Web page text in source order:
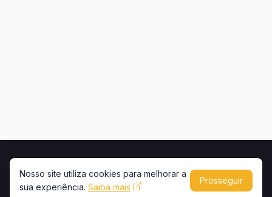
Copyright © 2026 -Portal Caminhões e Carretas
Nosso site utiliza cookies para melhorar a
sua experiência. Saiba mais
Prosseguir